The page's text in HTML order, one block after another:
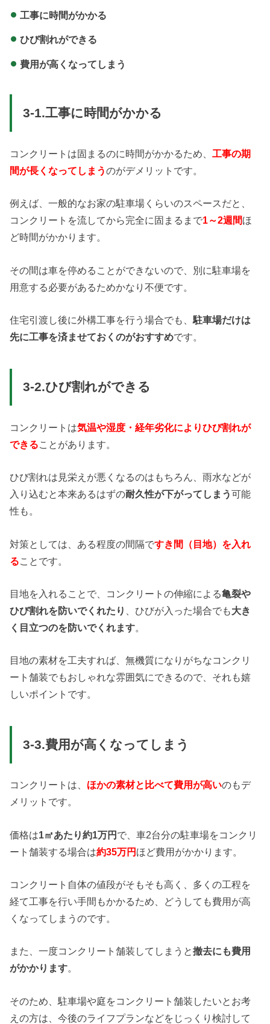
工事に時間がかかる
ひび割れができる
費用が高くなってしまう
3-1.工事に時間がかかる
コンクリートは固まるのに時間がかかるため、工事の期
間が長くなってしまうのがデメリットです。
例えば、一般的なお家の駐車場くらいのスペースだと、
コンクリートを流してから完全に固まるまで1～2週間ほ
ど時間がかかります。
その間は車を停めることができないので、別に駐車場を
用意する必要があるためかなり不便です。
住宅引渡し後に外構工事を行う場合でも、駐車場だけは
先に工事を済ませておくのがおすすめです。
3-2.ひび割れができる
コンクリートは気温や湿度・経年劣化によりひび割れが
できることがあります。
ひび割れは見栄えが悪くなるのはもちろん、雨水などが
入り込むと本来あるはずの耐久性が下がってしまう可能
性も。
対策としては、ある程度の間隔ですき間（目地）を入れ
ることです。
目地を入れることで、コンクリートの伸縮による亀裂や
ひび割れを防いでくれたり
、ひびが入った場合でも大き
く目立つのを防いでくれます。
目地の素材を工夫すれば、無機質になりがちなコンクリ
ート舗装でもおしゃれな雰囲気にできるので、それも嬉
しいポイントです。
3-3.費用が高くなってしまう
コンクリートは、 ほかの素材と比べて費用が高いのもデ
メリットです。
価格は1㎡あたり約1万円 で、車2台分の駐車場をコンクリ
ート舗装する場合は約35万円 ほど費用がかかります。
コンクリート自体の値段がそもそも高く、多くの工程を
経て工事を行い手間もかかるため、どうしても費用が高
くなってしまうのです。
また、一度コンクリート舗装してしまうと撤去にも費用
がかかります。
そのため、駐車場や庭をコンクリート舗装したいとお考
えの方は、今後のライフプランなどをじっくり検討して